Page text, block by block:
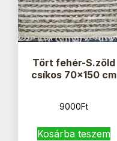
Tört fehér-S.zöld
csíkos 70×150 cm
9000Ft
Kosárba teszem